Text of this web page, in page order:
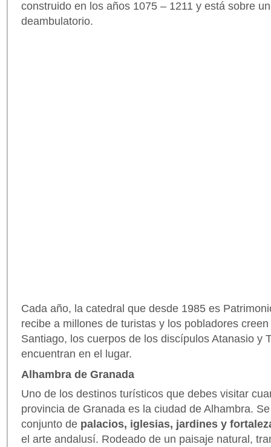
construido en los años 1075 – 1211 y está sobre
deambulatorio.
Cada año, la catedral que desde 1985 es
recibe a millones de turistas y los pobladores
Santiago, los cuerpos de los discípulos Atanasio y
encuentran en el lugar.
Alhambra de Granada
Uno de los destinos turísticos que debes visitar
provincia de Granada es la ciudad de Alhambra.
conjunto de palacios, iglesias, jardines y
el arte andalusí. Rodeado de un paisaje natural,